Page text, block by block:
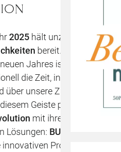
2025 hält unzählige
bereit. Der Beginn
Jahres ist
die Zeit, in der wir uns
unsere Ziele
Geiste präsentiert
mit ihren
Lösungen: BUKI
innovativen Produkte